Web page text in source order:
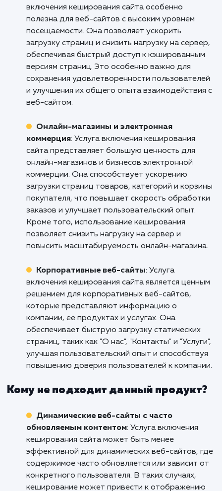
Не позволяйте медленной загрузке
мешать успеху вашего бизнеса.
нам сегодня и узнайте, как
кеширования может увеличить
вашего сайта, улучшить
опыт и способствовать росту вашего
Свяжитесь с нами прямо сейчас и дайте
сайту ускорение, которое он заслуживает!
Кому подходит данный продукт?
Веб-сайты с высоким трафиком: Услуга
включения кеширования сайта особенно
полезна для веб-сайтов с высоким уровнем
посещаемости. Она позволяет ускорить
загрузку страниц и снизить нагрузку на
обеспечивая быстрый доступ к
версиям страниц. Это особенно важно для
сохранения удовлетворенности
и улучшения их общего опыта
веб-сайтом.
Онлайн-магазины и электронная
коммерция: Услуга включения кеширования
сайта представляет большую ценность для
онлайн-магазинов и бизнесов электронной
коммерции. Она способствует ускорению
загрузки страниц товаров, категорий и
покупателя, что повышает скорость
заказов и улучшает пользовательский опыт.
Кроме того, использование кеширования
позволяет снизить нагрузку на сервер и
повысить масштабируемость онлайн-